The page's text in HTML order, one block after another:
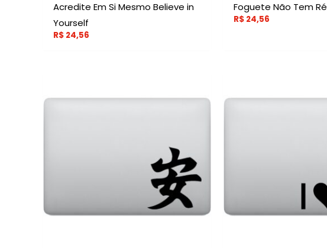
Acredite Em Si Mesmo Believe in
Yourself
R$ 24,56
Foguete Não Tem Ré
R$ 24,56